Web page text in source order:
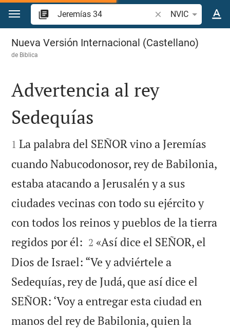
Ir a un contenido
Buscar versículo
NVIC
Jeremías 34
Nueva Versión Internacional (Castellano)
de Biblica

Advertencia al rey
Sedequías

1 La palabra del SEÑOR vino a Jeremías
cuando Nabucodonosor, rey de Babilonia,
estaba atacando a Jerusalén y a sus
ciudades vecinas con todo su ejército y
con todos los reinos y pueblos de la tierra
regidos por él: 

2 «Así dice el SEÑOR, el
Dios de Israel: “Ve y adviértele a
Sedequías, rey de Judá, que así dice el
SEÑOR: ‘Voy a entregar esta ciudad en
manos del rey de Babilonia, quien la